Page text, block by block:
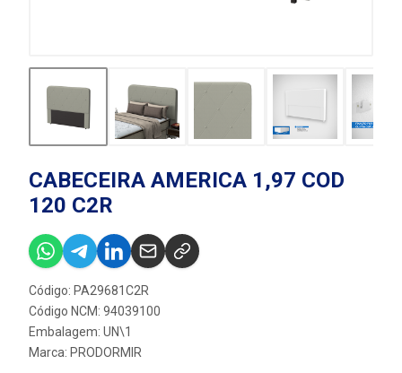
CABECEIRA AMERICA 1,97 COD
120 C2R
Código: PA29681C2R
Código NCM: 94039100
Embalagem: UN\1
Marca: PRODORMIR